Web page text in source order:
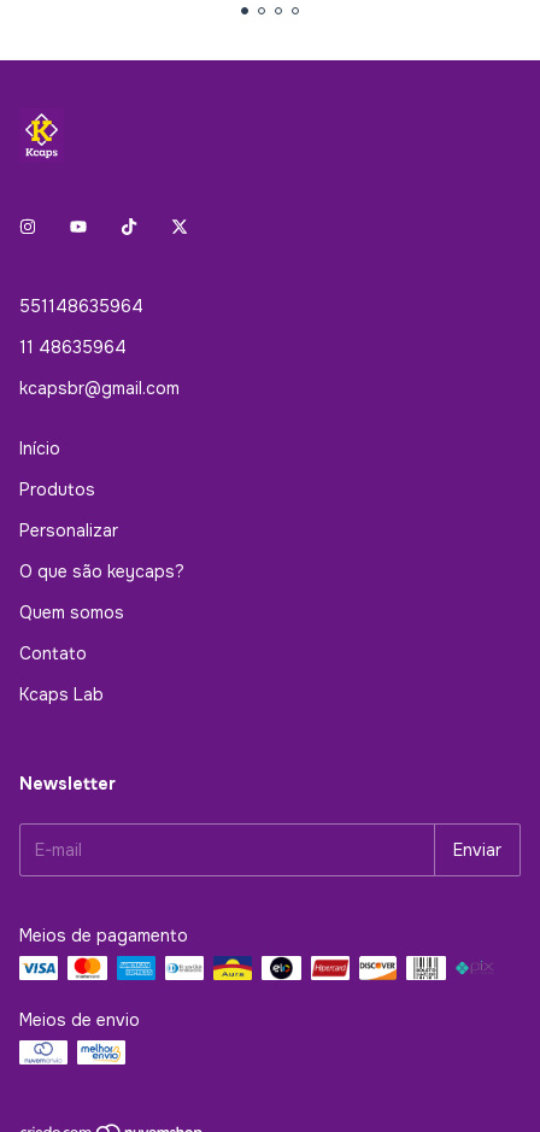
551148635964
11 48635964
kcapsbr@gmail.com
Início
Produtos
Personalizar
O que são keycaps?
Quem somos
Contato
Kcaps Lab
Newsletter
Meios de pagamento
Meios de envio